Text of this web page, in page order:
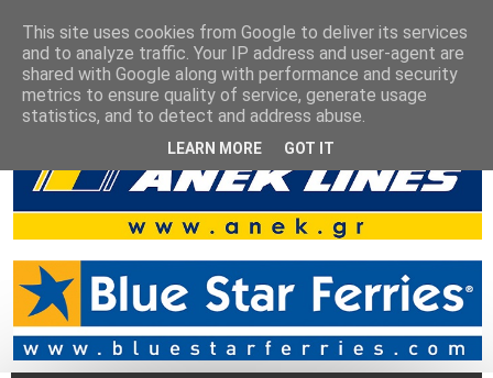
This site uses cookies from Google to deliver its services
and to analyze traffic. Your IP address and user-agent are
shared with Google along with performance and security
metrics to ensure quality of service, generate usage
statistics, and to detect and address abuse.
LEARN MORE GOT IT